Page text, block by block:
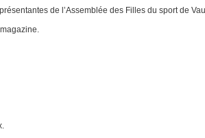
de l’Assemblée des Filles du sport de